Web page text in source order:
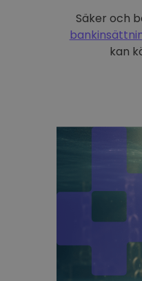
Säker och
kan